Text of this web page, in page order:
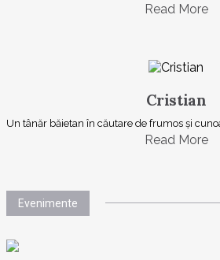
Read More
Cristian
Un tânăr băietan în căutare de frumos și
Read More
Evenimente